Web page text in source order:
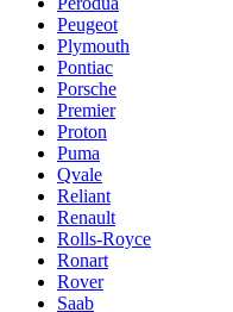
Peugeot
Plymouth
Pontiac
Porsche
Premier
Proton
Puma
Qvale
Reliant
Renault
Rolls-Royce
Ronart
Rover
Saab